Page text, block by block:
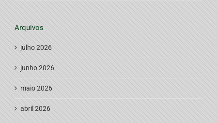
Arquivos
julho 2026
junho 2026
maio 2026
abril 2026